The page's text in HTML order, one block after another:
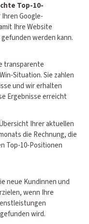
Top-10-
Google-
Ihre Website
werden kann.
transparente
Situation. Sie zahlen
und wir erhalten
Ergebnisse erreicht
Ihrer aktuellen
die Rechnung, die
Top-10-Positionen
neue Kundinnen und
wenn Ihre
wird.